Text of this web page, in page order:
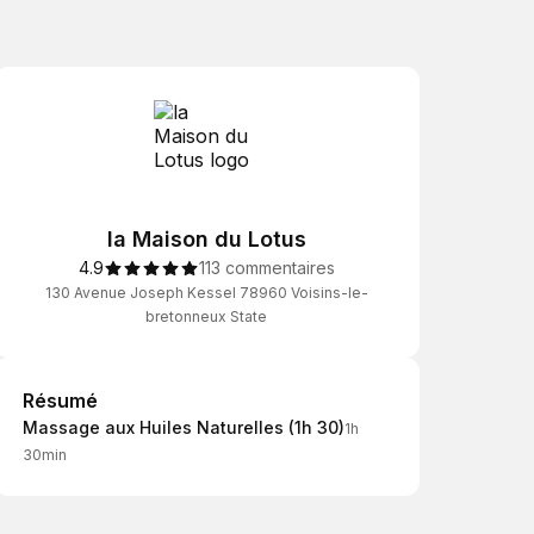
la Maison du Lotus
4.9 113 commentaires
130 Avenue Joseph Kessel 78960 Voisins-le-
bretonneux State
Résumé
Résumé
Massage aux Huiles Naturelles (1h 30)1h
30min